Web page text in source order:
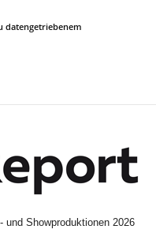
datengetriebenem
und Showproduktionen 2026